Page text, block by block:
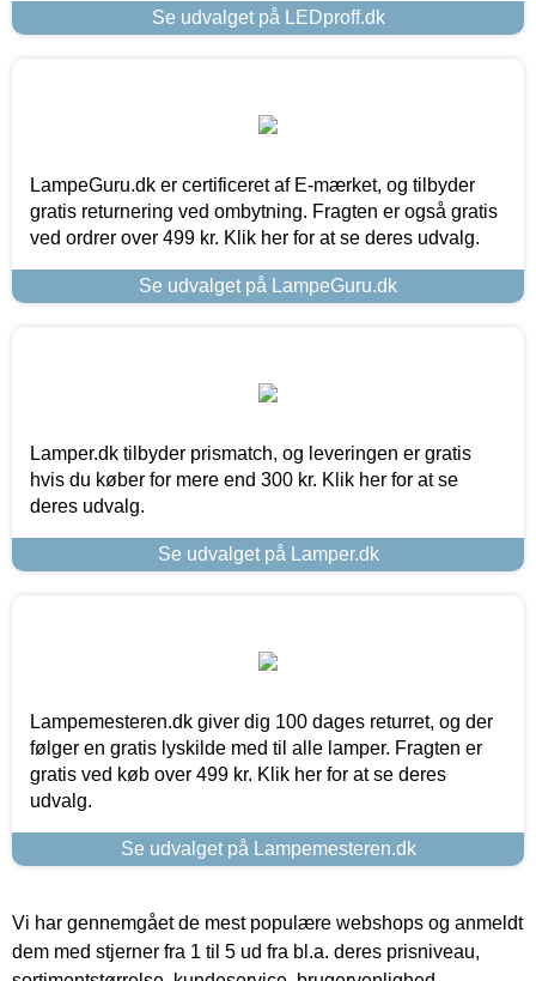
Se udvalget på LEDproff.dk
LampeGuru.dk er certificeret af E-mærket, og tilbyder
gratis returnering ved ombytning. Fragten er også gratis
ved ordrer over 499 kr. Klik her for at se deres udvalg.
Se udvalget på LampeGuru.dk
Lamper.dk tilbyder prismatch, og leveringen er gratis
hvis du køber for mere end 300 kr. Klik her for at se
deres udvalg.
Se udvalget på Lamper.dk
Lampemesteren.dk giver dig 100 dages returret, og der
følger en gratis lyskilde med til alle lamper. Fragten er
gratis ved køb over 499 kr. Klik her for at se deres
udvalg.
Se udvalget på Lampemesteren.dk
Vi har gennemgået de mest populære webshops og anmeldt
dem med stjerner fra 1 til 5 ud fra bl.a. deres prisniveau,